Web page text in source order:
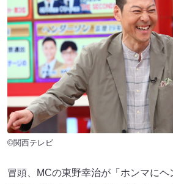
©関西テレビ
冒頭、MCの東野幸治が「ホンマに